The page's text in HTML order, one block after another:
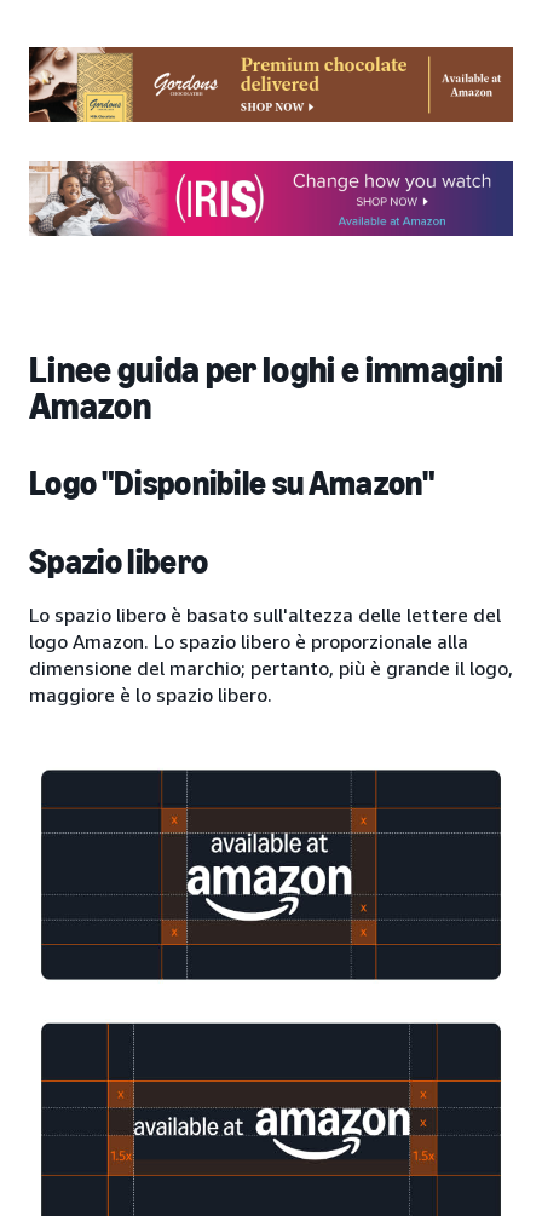
Linee guida per loghi e immagini
Amazon
Logo "Disponibile su Amazon"
Spazio libero
Lo spazio libero è basato sull'altezza delle lettere del
logo Amazon. Lo spazio libero è proporzionale alla
dimensione del marchio; pertanto, più è grande il logo,
maggiore è lo spazio libero.